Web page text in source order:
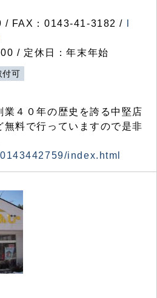
/ FAX：0143-41-3182 /
/ 定休日：年末年始
付可
業４０年の歴史を誇る中堅店
無料で行っていますので是非
index.html